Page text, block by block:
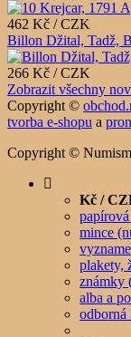
462 Kč / CZK
Billon Džital, Tadž,
266 Kč / CZK
Zobrazit všechny
Copyright ©
tvorba e-shopu a
Copyright ©
Kč /
mince
plakety,
známky
alba a
odborná